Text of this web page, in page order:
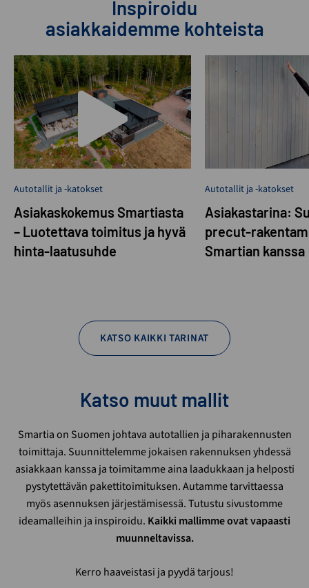
Inspiroidu
asiakkaidemme kohteista
Autotallit ja -katokset
Asiakaskokemus Smartiasta
– Luotettava toimitus ja hyvä
hinta-laatusuhde
Autotallit ja -katokset
Asiakastarina:
precut-
Smartian kanssa
KATSO KAIKKI TARINAT
Katso muut mallit
Smartia on Suomen johtava autotallien ja piharakennusten
toimittaja. Suunnittelemme jokaisen rakennuksen yhdessä
asiakkaan kanssa ja toimitamme aina laadukkaan ja helposti
pystytettävän pakettitoimituksen. Autamme tarvittaessa
myös asennuksen järjestämisessä. Tutustu sivustomme
ideamalleihin ja inspiroidu. Kaikki mallimme ovat vapaasti
muunneltavissa.
Kerro haaveistasi ja pyydä tarjous!